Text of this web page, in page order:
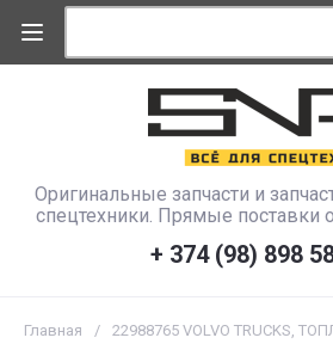
Оригинальные запчасти и
спецтехники. Прямые поставки
+ 374 (98) 898
Главная / 22988765 VOLVO TRUCKS,